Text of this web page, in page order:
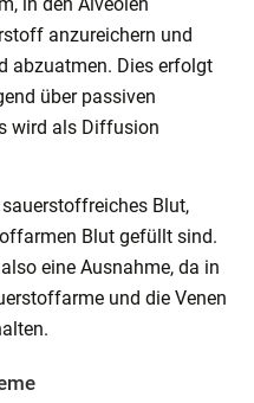
anzureichern und
abzuatmen. Dies erfolgt
über passiven
wird als Diffusion
Blut,
Blut gefüllt sind.
eine Ausnahme, da in
und die Venen